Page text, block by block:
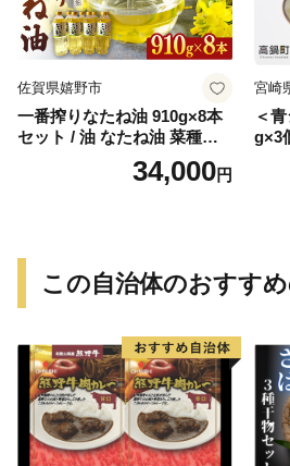
佐賀県嬉野市
一番搾りなたね油 910g×8本
セット / 油 なたね油 菜種油
ナタネ【山下製油】 [NBE00
34,000円
宮崎
＜
g×3
この自治体のおすす